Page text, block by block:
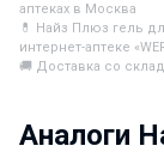
аптеках в Москва
💊 Найз Плюз гель
интернет-аптеке
🚚 Доставка со
Аналоги